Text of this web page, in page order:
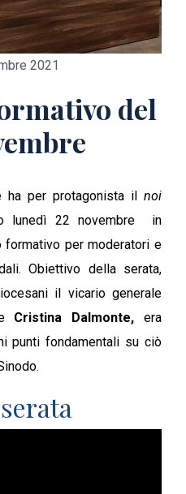
2021
del
ha per protagonista il noi
lunedì 22 novembre in
formativo per moderatori e
Obiettivo della serata,
il vicario generale
Cristina Dalmonte, era
punti fondamentali su ciò